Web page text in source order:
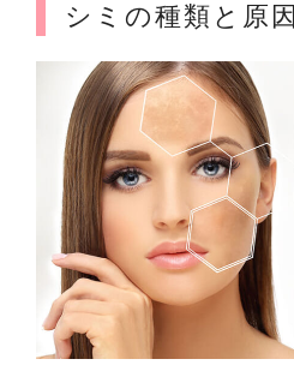
シミの種類と原因